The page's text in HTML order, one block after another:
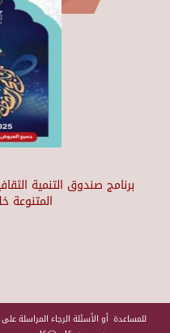
برنامج صندوق التنمية
المتنوعة
للمساعدة أو الأسئلة الرجاء المراسلة على